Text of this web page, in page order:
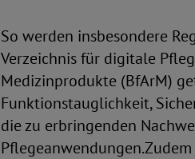
So werden insbesondere
Verzeichnis für digitale
Medizinprodukte (BfArM)
Funktionstauglichkeit,
die zu erbringenden